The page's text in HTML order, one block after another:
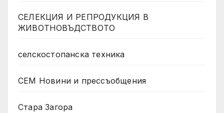
СЕЛЕКЦИЯ И РЕПРОДУКЦИЯ В
ЖИВОТНОВЪДСТВОТО
селскостопанска техника
СЕМ Новини и прессъобщения
Стара Загора